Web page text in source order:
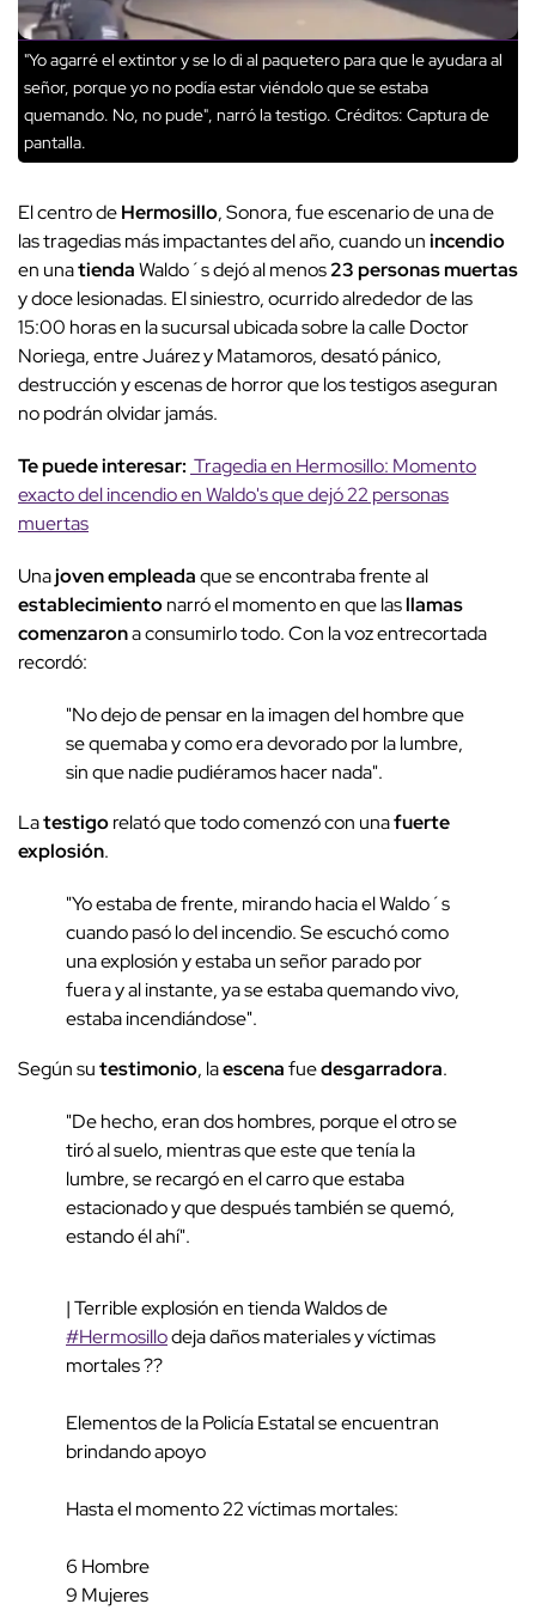
"Yo agarré el extintor y se lo di al paquetero para que le ayudara al
señor, porque yo no podía estar viéndolo que se estaba
quemando. No, no pude", narró la testigo. Créditos: Captura de
pantalla.
El centro deHermosillo, Sonora, fue escenario de una de
las tragedias más impactantes del año, cuando unincendio
en unatiendaWaldo´s dejó al menos23 personas muertas
y doce lesionadas. El siniestro, ocurrido alrededor de las
15:00 horas en la sucursal ubicada sobre la calle Doctor
Noriega, entre Juárez y Matamoros, desató pánico,
destrucción y escenas de horror que los testigos aseguran
no podrán olvidar jamás.
Te puede interesar: Tragedia en Hermosillo: Momento
exacto del incendio en Waldo's que dejó 22 personas
muertas
Unajoven empleadaque se encontraba frente al
establecimientonarró el momento en que lasllamas
comenzarona consumirlo todo. Con la voz entrecortada
recordó:
"No dejo de pensar en la imagen del hombre que
se quemaba y como era devorado por la lumbre,
sin que nadie pudiéramos hacer nada".
Latestigorelató que todo comenzó con unafuerte
explosión.
"Yo estaba de frente, mirando hacia el Waldo´s
cuando pasó lo del incendio. Se escuchó como
una explosión y estaba un señor parado por
fuera y al instante, ya se estaba quemando vivo,
estaba incendiándose".
Según sutestimonio, laescenafuedesgarradora.
"De hecho, eran dos hombres, porque el otro se
tiró al suelo, mientras que este que tenía la
lumbre, se recargó en el carro que estaba
estacionado y que después también se quemó,
estando él ahí".
| Terrible explosión en tienda Waldos de
#Hermosillodeja daños materiales y víctimas
mortales ??
Elementos de la Policía Estatal se encuentran
brindando apoyo
Hasta el momento 22 víctimas mortales:
6 Hombre
9 Mujeres